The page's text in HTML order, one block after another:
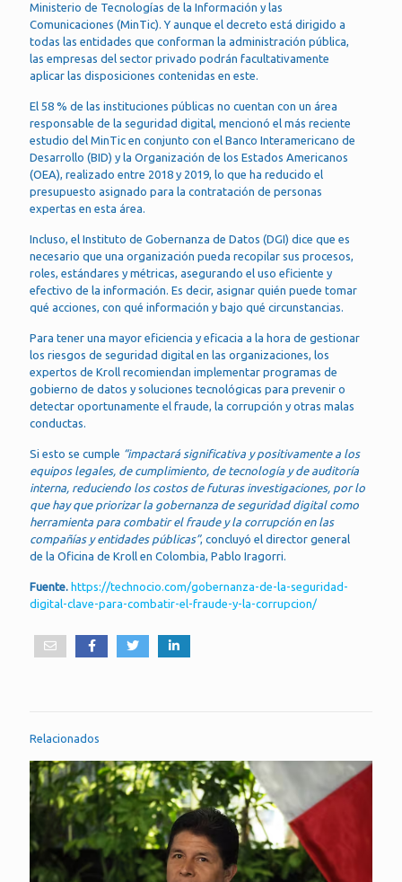
Ministerio de Tecnologías de la Información y las
Comunicaciones (MinTic). Y aunque el decreto está dirigido a
todas las entidades que conforman la administración pública,
las empresas del sector privado podrán facultativamente
aplicar las disposiciones contenidas en este.
El 58 % de las instituciones públicas no cuentan con un área
responsable de la seguridad digital, mencionó el más reciente
estudio del MinTic en conjunto con el Banco Interamericano de
Desarrollo (BID) y la Organización de los Estados Americanos
(OEA), realizado entre 2018 y 2019, lo que ha reducido el
presupuesto asignado para la contratación de personas
expertas en esta área.
Incluso, el Instituto de Gobernanza de Datos (DGI) dice que es
necesario que una organización pueda recopilar sus procesos,
roles, estándares y métricas, asegurando el uso eficiente y
efectivo de la información. Es decir, asignar quién puede tomar
qué acciones, con qué información y bajo qué circunstancias.
Para tener una mayor eficiencia y eficacia a la hora de gestionar
los riesgos de seguridad digital en las organizaciones, los
expertos de Kroll recomiendan implementar programas de
gobierno de datos y soluciones tecnológicas para prevenir o
detectar oportunamente el fraude, la corrupción y otras malas
conductas.
Si esto se cumple “impactará significativa y positivamente a los
equipos legales, de cumplimiento, de tecnología y de auditoría
interna, reduciendo los costos de futuras investigaciones, por lo
que hay que priorizar la gobernanza de seguridad digital como
herramienta para combatir el fraude y la corrupción en las
compañías y entidades públicas”, concluyó el director general
de la Oficina de Kroll en Colombia, Pablo Iragorri.
Fuente. https://technocio.com/gobernanza-de-la-seguridad-
digital-clave-para-combatir-el-fraude-y-la-corrupcion/
Relacionados